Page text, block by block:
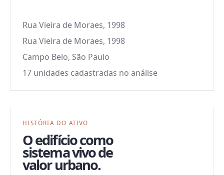
Rua Vieira de Moraes, 1998
Rua Vieira de Moraes, 1998
Campo Belo, São Paulo
17 unidades cadastradas no análise
HISTÓRIA DO ATIVO
O edifício como
sistema vivo de
valor urbano.